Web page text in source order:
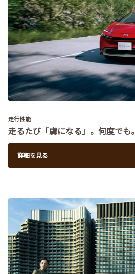
走行性能
走るたび「虜になる」。何度でも。
詳細を見る